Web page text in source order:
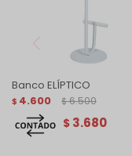
Banco ELÍPTICO
$ 4.600 $ 6.500
$ 3.680